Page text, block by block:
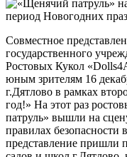
Совместное
государственного
Ростовых Кукол
юным зрителям 16
г.Дятлово в рамках
год!» На этот раз
патруль» вышли на
правилах
представление пришли